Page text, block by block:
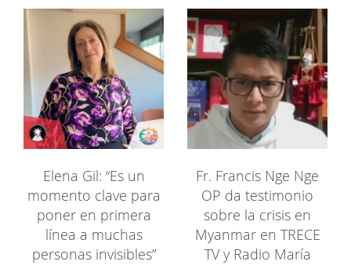
Elena Gil: “Es un
momento clave para
poner en primera
línea a muchas
personas invisibles”
Fr. Francis Nge Nge
OP da testimonio
sobre la crisis en
Myanmar en TRECE
TV y Radio María